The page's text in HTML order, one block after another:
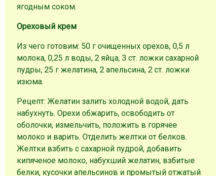
ягодным соком.
Ореховый крем
Из чего готовим: 50 г очищенных орехов, 0,5 л
молока, 0,25 л воды, 2 яйца, 3 ст. ложки сахарной
пудры, 25 г желатина, 2 апельсина, 2 ст. ложки
изюма.
Рецепт: Желатин залить холодной водой, дать
набухнуть. Орехи обжарить, освободить от
оболочки, измельчить, положить в горячее
молоко и варить. Отделить желтки от белков.
Желтки взбить с сахарной пудрой, добавить
кипяченое молоко, набухший желатин, взбитые
белки, кусочки апельсинов и промытый отжатый